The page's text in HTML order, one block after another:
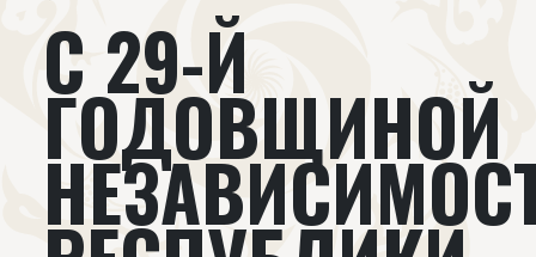
Подкасты
Книги Видеолекторий
С 29-Й
ГОДОВЩИНОЙ